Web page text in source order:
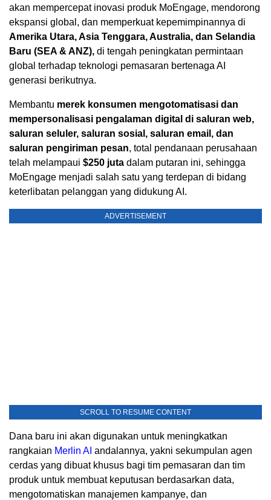
akan mempercepat inovasi produk MoEngage, mendorong
ekspansi global, dan memperkuat kepemimpinannya di
Amerika Utara,Asia Tenggara,Australia, dan Selandia
Baru (SEA & ANZ), di tengah peningkatan permintaan
global terhadap teknologi pemasaran bertenaga AI
generasi berikutnya.
Membantu merek konsumen mengotomatisasi dan
mempersonalisasi pengalaman digital di saluran web,
saluran seluler, saluran sosial, saluran email, dan
saluran pengiriman pesan, total pendanaan perusahaan
telah melampaui $250 juta dalam putaran ini, sehingga
MoEngage menjadi salah satu yang terdepan di bidang
keterlibatan pelanggan yang didukung AI.
ADVERTISEMENT
SCROLL TO RESUME CONTENT
Dana baru ini akan digunakan untuk meningkatkan
rangkaian Merlin AI andalannya, yakni sekumpulan agen
cerdas yang dibuat khusus bagi tim pemasaran dan tim
produk untuk membuat keputusan berdasarkan data,
mengotomatiskan manajemen kampanye, dan